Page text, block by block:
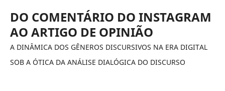
DO COMENTÁRIO DO INSTAGRAM
AO ARTIGO DE OPINIÃO
A DINÂMICA DOS GÊNEROS DISCURSIVOS NA ERA DIGITAL
SOB A ÓTICA DA ANÁLISE DIALÓGICA DO DISCURSO